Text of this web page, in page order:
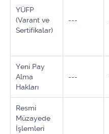
YÜFP
(Varant ve
Sertifikalar)
---
Yeni Pay
Alma
Hakları
---
Resmi
Müzayede
İşlemleri